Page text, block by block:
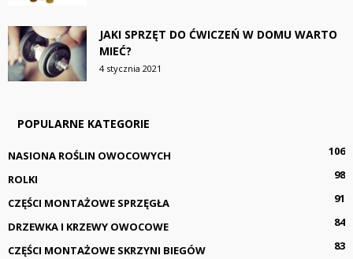
JAKI SPRZĘT DO ĆWICZEŃ W DOMU WARTO
MIEĆ?
4 stycznia 2021
POPULARNE KATEGORIE
NASIONA ROŚLIN OWOCOWYCH
106
ROLKI
98
CZĘŚCI MONTAŻOWE SPRZĘGŁA
91
DRZEWKA I KRZEWY OWOCOWE
84
CZĘŚCI MONTAŻOWE SKRZYNI BIEGÓW
83